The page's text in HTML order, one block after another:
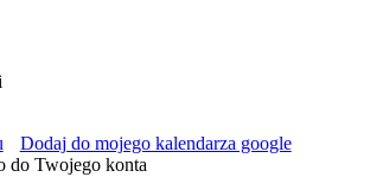
Dodaj do mojego kalendarza google
do Twojego konta